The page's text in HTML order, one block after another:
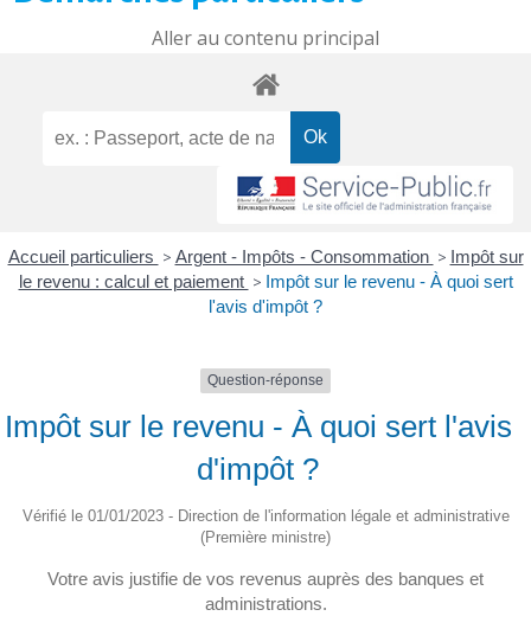
Aller au contenu principal
Accueil particuliers > Argent - Impôts - Consommation > Impôt sur
le revenu : calcul et paiement > Impôt sur le revenu - À quoi sert
l'avis d'impôt ?
Question-réponse
Impôt sur le revenu - À quoi sert l'avis
d'impôt ?
Vérifié le 01/01/2023 - Direction de l'information légale et administrative
(Première ministre)
Votre avis justifie de vos revenus auprès des banques et
administrations.